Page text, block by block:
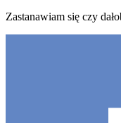
Zastanawiam się czy